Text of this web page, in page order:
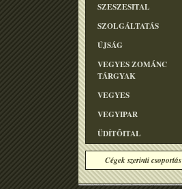
SZESZESITAL
SZOLGÁLTATÁS
ÚJSÁG
VEGYES ZOMÁNC
TÁRGYAK
VEGYES
VEGYIPAR
ÜDÍTÕITAL
Cégek szerinti csoportás